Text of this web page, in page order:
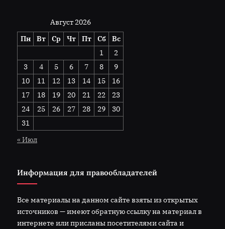
Август 2026
Пн
Вт Ср Чт Пт Сб
Вс
1
2
3
4 5 6 7 8
9
10
11 12 13 14 15
16
17
18 19 20 21 22
23
24
25 26 27 28 29
30
31
« Июл
Информация для правообладателей
Все материалы на данном сайте взяты из открытых
источников — имеют обратную ссылку на материал в
интернете или присланы посетителями сайта и